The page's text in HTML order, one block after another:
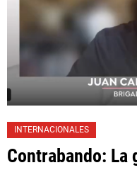
INTERNACIONALES
Contrabando: La